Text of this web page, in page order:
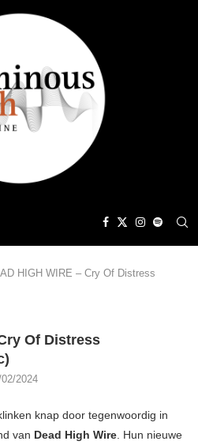
HIGH WIRE – Cry Of Distress
Of Distress
02/2024
knap door tegenwoordig in
van Dead High Wire. Hun nieuwe